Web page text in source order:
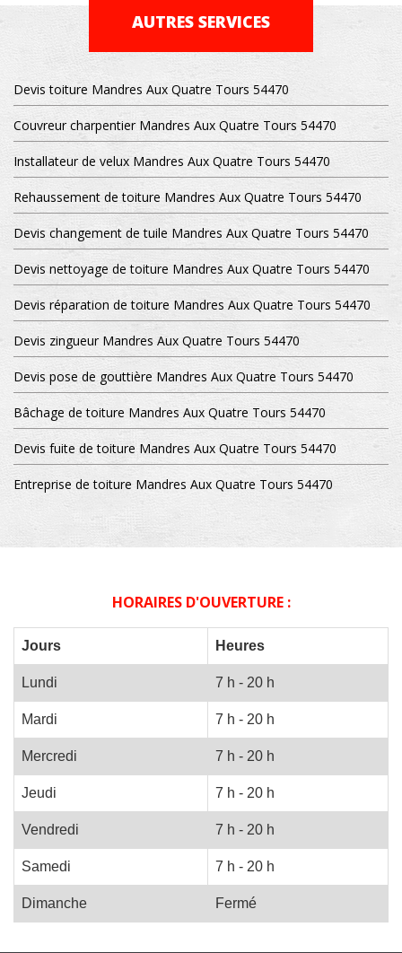
AUTRES SERVICES
Devis toiture Mandres Aux Quatre Tours 54470
Couvreur charpentier Mandres Aux Quatre Tours 54470
Installateur de velux Mandres Aux Quatre Tours 54470
Rehaussement de toiture Mandres Aux Quatre Tours 54470
Devis changement de tuile Mandres Aux Quatre Tours 54470
Devis nettoyage de toiture Mandres Aux Quatre Tours 54470
Devis réparation de toiture Mandres Aux Quatre Tours 54470
Devis zingueur Mandres Aux Quatre Tours 54470
Devis pose de gouttière Mandres Aux Quatre Tours 54470
Bâchage de toiture Mandres Aux Quatre Tours 54470
Devis fuite de toiture Mandres Aux Quatre Tours 54470
Entreprise de toiture Mandres Aux Quatre Tours 54470
HORAIRES D'OUVERTURE :
Jours Heures
Lundi 7 h - 20 h
Mardi 7 h - 20 h
Mercredi 7 h - 20 h
Jeudi 7 h - 20 h
Vendredi 7 h - 20 h
Samedi 7 h - 20 h
Dimanche Fermé